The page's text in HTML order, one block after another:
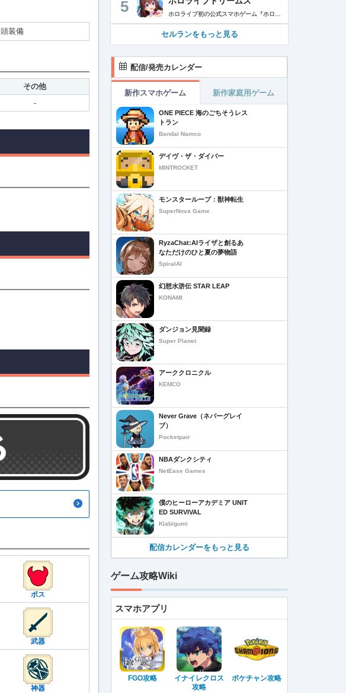
頭装備
その他
-
ボス
武器
神器
5
セルランをもっと見る
配信/発売カレンダー
新作スマホゲーム 新作家庭用ゲーム
ONE PIECE 海のごちそうレス
トラン
Bandai Namco
デイヴ・ザ・ダイバー
MINTROCKET
モンスターループ：獣神転生
SuperNova Game
RyzaChat:AIライザと創るあ
なただけのひと夏の夢物語
SpiralAI
幻想水滸伝 STAR LEAP
KONAMI
ダンジョン見聞録
Super Planet
アーククロニクル
KEMCO
Never Grave（ネバーグレイ
ブ）
Pocketpair
NBAダンクシティ
NetEase Games
僕のヒーローアカデミア UNIT
ED SURVIVAL
Klab/gumi
配信カレンダーをもっと見る
ゲーム攻略Wiki
スマホアプリ
FGO攻略
イナイレクロス
攻略
ポケチャン攻略